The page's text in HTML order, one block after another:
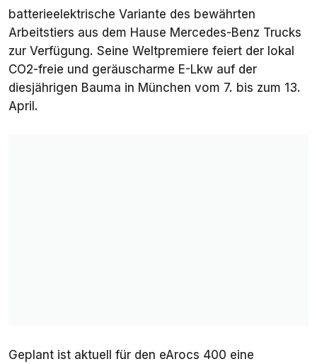
batterieelektrische Variante des bewährten
Arbeitstiers aus dem Hause Mercedes-Benz Trucks
zur Verfügung. Seine Weltpremiere feiert der lokal
CO2-freie und geräuscharme E-Lkw auf der
diesjährigen Bauma in München vom 7. bis zum 13.
April.
Geplant ist aktuell für den eArocs 400 eine